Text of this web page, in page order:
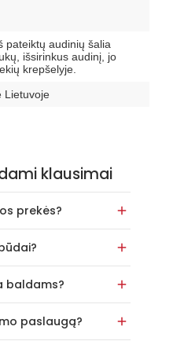
pateiktų audinių šalia
išsirinkus audinį, jo
krepšelyje.
Lietuvoje
klausimai
prekės?
baldams?
paslaugą?